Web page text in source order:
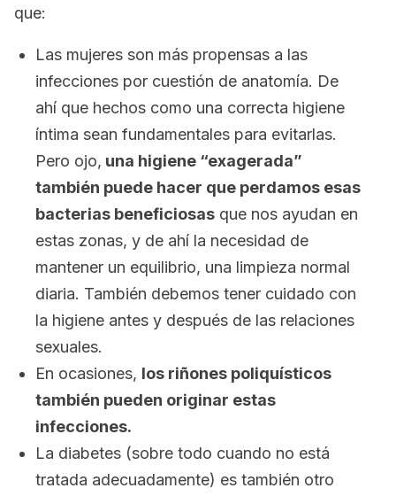
que:
Las mujeres son más propensas a las
infecciones por cuestión de anatomía. De
ahí que hechos como una correcta higiene
íntima sean fundamentales para evitarlas.
Pero ojo, una higiene “exagerada”
también puede hacer que perdamos esas
bacterias beneficiosas que nos ayudan en
estas zonas, y de ahí la necesidad de
mantener un equilibrio, una limpieza normal
diaria. También debemos tener cuidado con
la higiene antes y después de las relaciones
sexuales.
En ocasiones, los riñones poliquísticos
también pueden originar estas
infecciones.
La diabetes (sobre todo cuando no está
tratada adecuadamente) es también otro